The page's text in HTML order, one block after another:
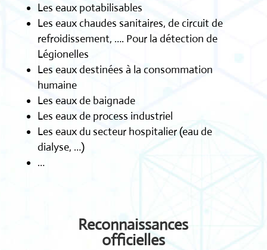
Les eaux potabilisables
Les eaux chaudes sanitaires, de circuit de
refroidissement, …. Pour la détection de
Légionelles
Les eaux destinées à la consommation
humaine
Les eaux de baignade
Les eaux de process industriel
Les eaux du secteur hospitalier (eau de
dialyse, …)
…
Reconnaissances
officielles